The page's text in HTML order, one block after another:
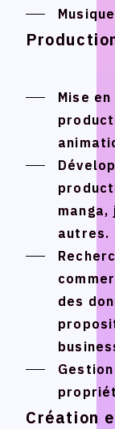
Mise
autres.
des
Création
Monster Lounge
STUDIO BETTA
Yostar
MARU
Monster Lounge
STUDIO BETTA
Yostar
MARU
Mise
autres.
des
Création